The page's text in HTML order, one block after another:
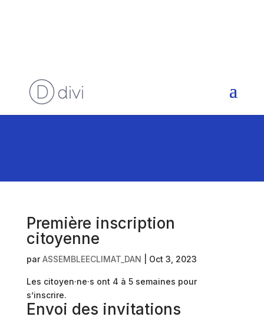
Première inscription
citoyenne
parASSEMBLEECLIMAT_DAN Oct 3, 2023
Les citoyen·ne·s ont 4 à 5 semaines pour
s’inscrire.
Envoi des invitations